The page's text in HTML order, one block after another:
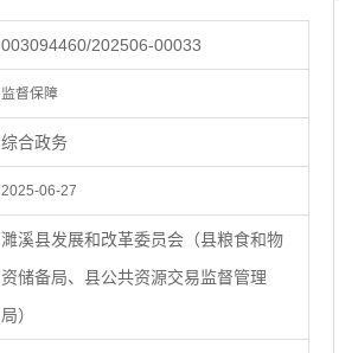
003094460/202506-00033
监督保障
综合政务
2025-06-27
濉溪县发展和改革委员会（县粮食和物
资储备局、县公共资源交易监督管理
局）